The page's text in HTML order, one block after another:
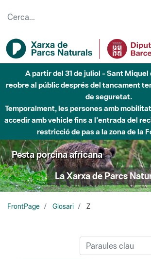
A partir del 31 de juliol - Sant Miquel
reobre al públic després del tancament
de seguretat.
Temporalment, les persones amb
accedir amb vehicle fins a l'entrada del
restricció de pas a la zona de la
Pesta porcina africana
La Xarxa de Parcs
FrontPage Glosari Z